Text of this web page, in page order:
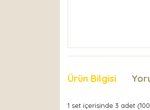
Ürün Bilgisi
1 set içerisinde 3 adet